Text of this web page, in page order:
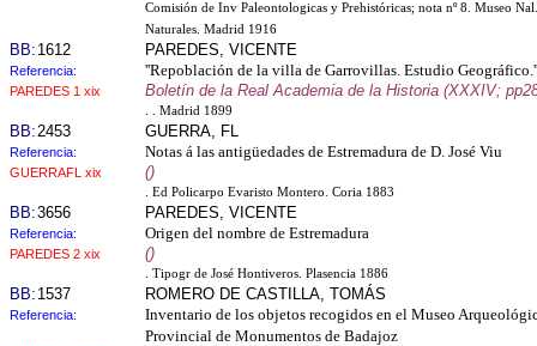
Comisión de Inv Paleontologicas y Prehistóricas; nota nº 8. Museo
Naturales. Madrid 1916
BB: 1612 PAREDES, VICENTE
Referencia: ''Repoblación de la villa de Garrovillas. Estudio Geográfico.''
PAREDES 1 xix Boletín de la Real Academia de la Historia (XXXIV;
. . Madrid 1899
BB:2453 GUERRA, FL
Referencia: Notas á las antigüedades de Estremadura de D. José Viu
GUERRAFL xix ()
. Ed Policarpo Evaristo Montero. Coria 1883
BB:3656 PAREDES, VICENTE
Referencia: Origen del nombre de Estremadura
PAREDES 2 xix ()
. Tipogr de José Hontiveros. Plasencia 1886
BB: 1537 ROMERO DE CASTILLA, TOMÁS
Referencia:
Inventario de los objetos recogidos en el Museo
Provincial de Monumentos de Badajoz